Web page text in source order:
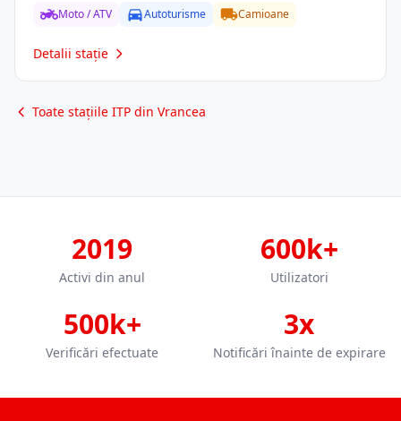
Moto / ATV Autoturisme Camioane
Detalii stație
Toate stațiile ITP din Vrancea
2019
Activi din anul
600k+
Utilizatori
500k+
Verificări efectuate
3x
Notificări înainte de expirare